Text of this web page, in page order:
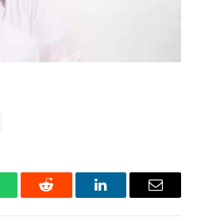
Reddit LinkedInEmail